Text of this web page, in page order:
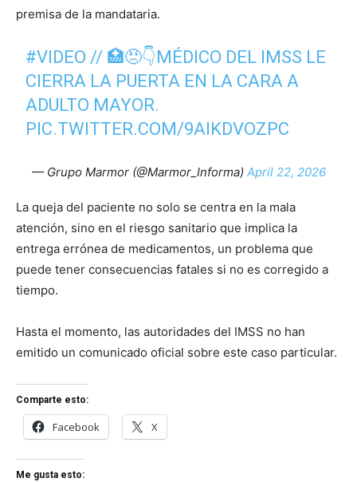
premisa de la mandataria.
#VIDEO // 🏥😠👇MÉDICO DEL IMSS LE
CIERRA LA PUERTA EN LA CARA A
ADULTO MAYOR.
PIC.TWITTER.COM/9AIKDVOZPC
— Grupo Marmor (@Marmor_Informa) April 22, 2026
La queja del paciente no solo se centra en la mala
atención, sino en el riesgo sanitario que implica la
entrega errónea de medicamentos, un problema que
puede tener consecuencias fatales si no es corregido a
tiempo.
Hasta el momento, las autoridades del IMSS no han
emitido un comunicado oficial sobre este caso particular.
Comparte esto:
Facebook X
Me gusta esto: